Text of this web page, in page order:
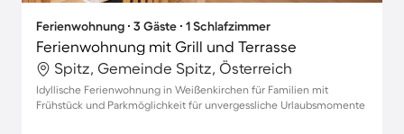
Ferienwohnung ∙ 3 Gäste ∙ 1 Schlafzimmer
Ferienwohnung mit Grill und Terrasse
Spitz, Gemeinde Spitz, Österreich
Idyllische Ferienwohnung in Weißenkirchen für Familien mit
Frühstück und Parkmöglichkeit für unvergessliche Urlaubsmomente